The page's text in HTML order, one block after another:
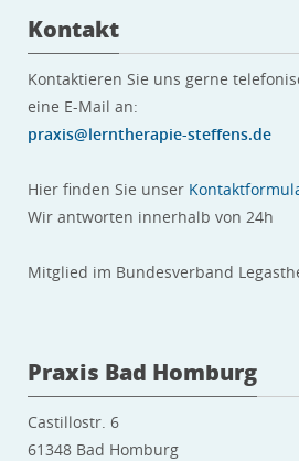
Kontakt
Kontaktieren Sie uns gerne
eine E-Mail an:
praxis@lerntherapie-steffens.de
Hier finden Sie unser
Wir antworten innerhalb von 24h
Mitglied im Bundesverband
Praxis Bad Homburg
Castillostr. 6
61348 Bad Homburg